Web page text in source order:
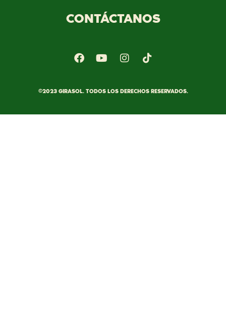
CONTÁCTANOS
©2023 GIRASOL. TODOS LOS DERECHOS RESERVADOS.